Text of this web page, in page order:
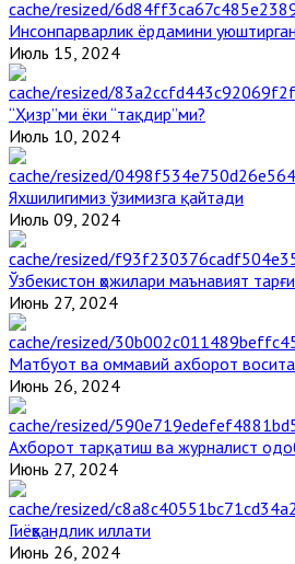
Инсонпарварлик ёрдамини уюштирган
Июль 15, 2024
“Ҳизр”ми ёки “тақдир”ми?
Июль 10, 2024
Яхшилигимиз ўзимизга қайтади
Июль 09, 2024
Ўзбекистон ҳожилари маънавият
Июнь 27, 2024
Матбуот ва оммавий ахборот
Июнь 26, 2024
Ахборот тарқатиш ва журналист
Июнь 27, 2024
Гиёҳвандлик иллати
Июнь 26, 2024